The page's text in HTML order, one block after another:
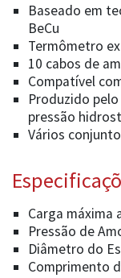
Baseado em
BeCu
Termômetro
10 cabos de
Compatível
Produzido
pressão
Vários
Carga máxima
Pressão de
Diâmetro do
Comprimento